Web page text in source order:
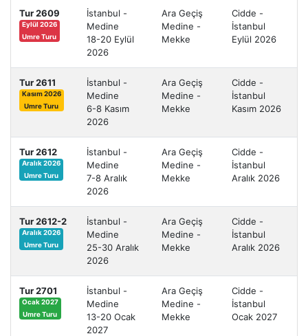
Tur 2609
Eylül 2026
Umre Turu
İstanbul -
Medine
18-20 Eylül
2026
Ara Geçiş
Medine -
Mekke
Cidde -
İstanbul
Eylül 2026
Tur 2611
Kasım 2026
Umre Turu
İstanbul -
Medine
6-8 Kasım
2026
Ara Geçiş
Medine -
Mekke
Cidde -
İstanbul
Kasım 2026
Tur 2612
Aralık 2026
Umre Turu
İstanbul -
Medine
7-8 Aralık
2026
Ara Geçiş
Medine -
Mekke
Cidde -
İstanbul
Aralık 2026
Tur 2612-2
Aralık 2026
Umre Turu
İstanbul -
Medine
25-30 Aralık
2026
Ara Geçiş
Medine -
Mekke
Cidde -
İstanbul
Aralık 2026
Tur 2701
Ocak 2027
Umre Turu
İstanbul -
Medine
13-20 Ocak
2027
Ara Geçiş
Medine -
Mekke
Cidde -
İstanbul
Ocak 2027